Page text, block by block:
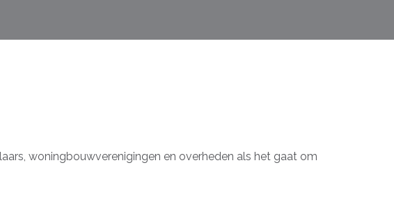
woningbouwverenigingen en overheden als het gaat om